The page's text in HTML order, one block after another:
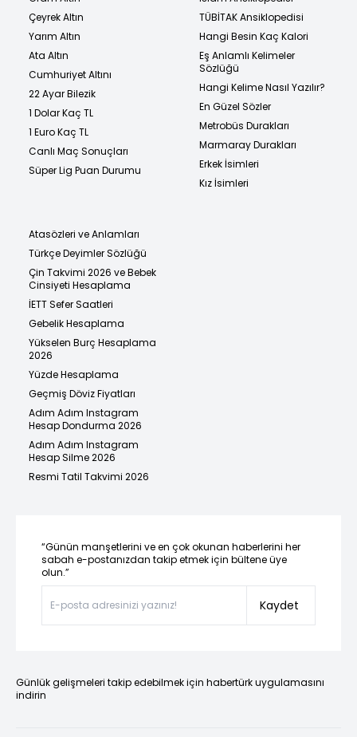
Çeyrek Altın
Yarım Altın
Ata Altın
Cumhuriyet Altını
22 Ayar Bilezik
1 Dolar Kaç TL
1 Euro Kaç TL
Canlı Maç Sonuçları
Süper Lig Puan Durumu
TÜBİTAK Ansiklopedisi
Hangi Besin Kaç Kalori
Eş Anlamlı Kelimeler
Sözlüğü
Hangi Kelime Nasıl Yazılır?
En Güzel Sözler
Metrobüs Durakları
Marmaray Durakları
Erkek İsimleri
Kız İsimleri
Atasözleri ve Anlamları
Türkçe Deyimler Sözlüğü
Çin Takvimi 2026 ve Bebek
Cinsiyeti Hesaplama
İETT Sefer Saatleri
Gebelik Hesaplama
Yükselen Burç Hesaplama
2026
Yüzde Hesaplama
Geçmiş Döviz Fiyatları
Adım Adım Instagram
Hesap Dondurma 2026
Adım Adım Instagram
Hesap Silme 2026
Resmi Tatil Takvimi 2026
“Günün manşetlerini ve en çok okunan haberlerini her
sabah e-postanızdan takip etmek için bültene üye
olun.”
Kaydet
Günlük gelişmeleri takip edebilmek için habertürk uygulamasını
indirin